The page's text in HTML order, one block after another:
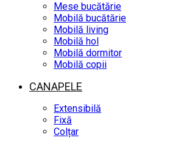
Mese bucătărie
Mobilă bucătărie
Mobilă living
Mobilă hol
Mobilă dormitor
Mobilă copii
CANAPELE
Extensibilă
Fixă
Colțar